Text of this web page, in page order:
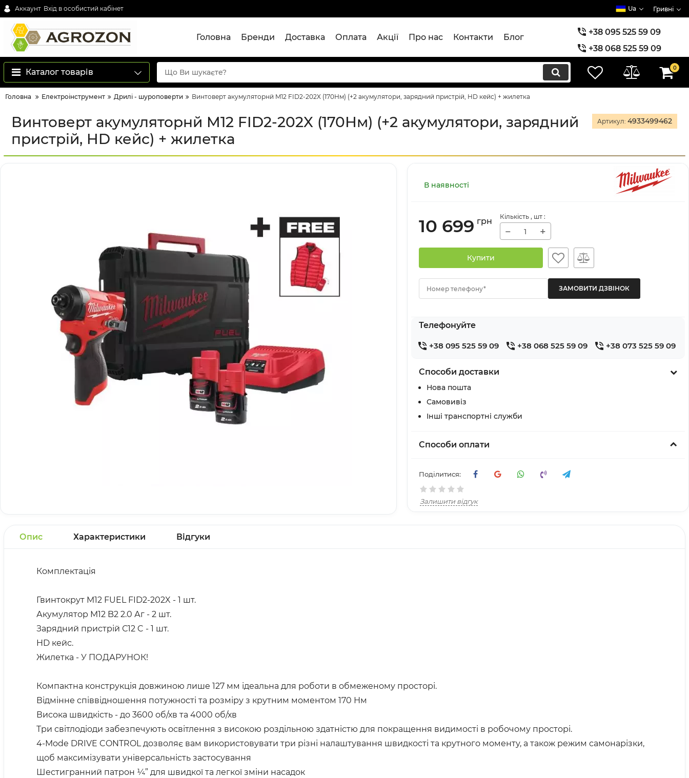
Аккаунт Вхід в особистий кабінет Ua Гривні
Головна Бренди Доставка Оплата Акції Про нас Контакти Блог
+38 095 525 59 09
+38 068 525 59 09
+38 073 525 59 09
Каталог товарів 0
Головна Електроінструмент Дрилі - шуроповерти Винтоверт акумуляторнй M12 FID2-202X (170Нм) (+2 акумулятори, зарядний пристрій, HD кейс) + жилетка
Винтоверт акумуляторнй M12 FID2-202X (170Нм) (+2 акумулятори, зарядний
пристрій, HD кейс) + жилетка
Артикул: 4933499462
В наявності
10 699 грн Кількість , шт :
− +
Купити
Номер телефону*
Телефонуйте
+38 095 525 59 09 +38 068 525 59 09 +38 073 525 59 09
Способи доставки
Нова пошта
Самовивіз
Інші транспортні служби
Способи оплати
Поділитися:
Залишити відгук
Опис Характеристики Відгуки
Комплектація
Гвинтокрут M12 FUEL FID2-202X - 1 шт.
Акумулятор M12 B2 2.0 Аг - 2 шт.
Зарядний пристрій С12 C - 1 шт.
HD кейс.
Жилетка - У ПОДАРУНОК!
Компактна конструкція довжиною лише 127 мм ідеальна для роботи в обмеженому просторі.
Відмінне співвідношення потужності та розміру з крутним моментом 170 Нм
Висока швидкість - до 3600 об/хв та 4000 об/хв
Три світлодіоди забезпечують освітлення з високою роздільною здатністю для покращення видимості в робочому просторі.
4-Mode DRIVE CONTROL дозволяє вам використовувати три різні налаштування швидкості та крутного моменту, а також режим самонарізки,
щоб максимізувати універсальність застосування
Шестигранний патрон ¼” для швидкої та легкої зміни насадок